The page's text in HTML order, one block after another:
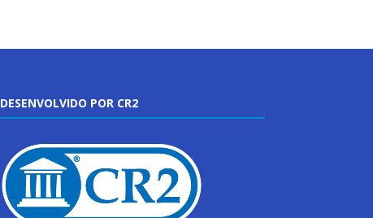
DESENVOLVIDO POR CR2